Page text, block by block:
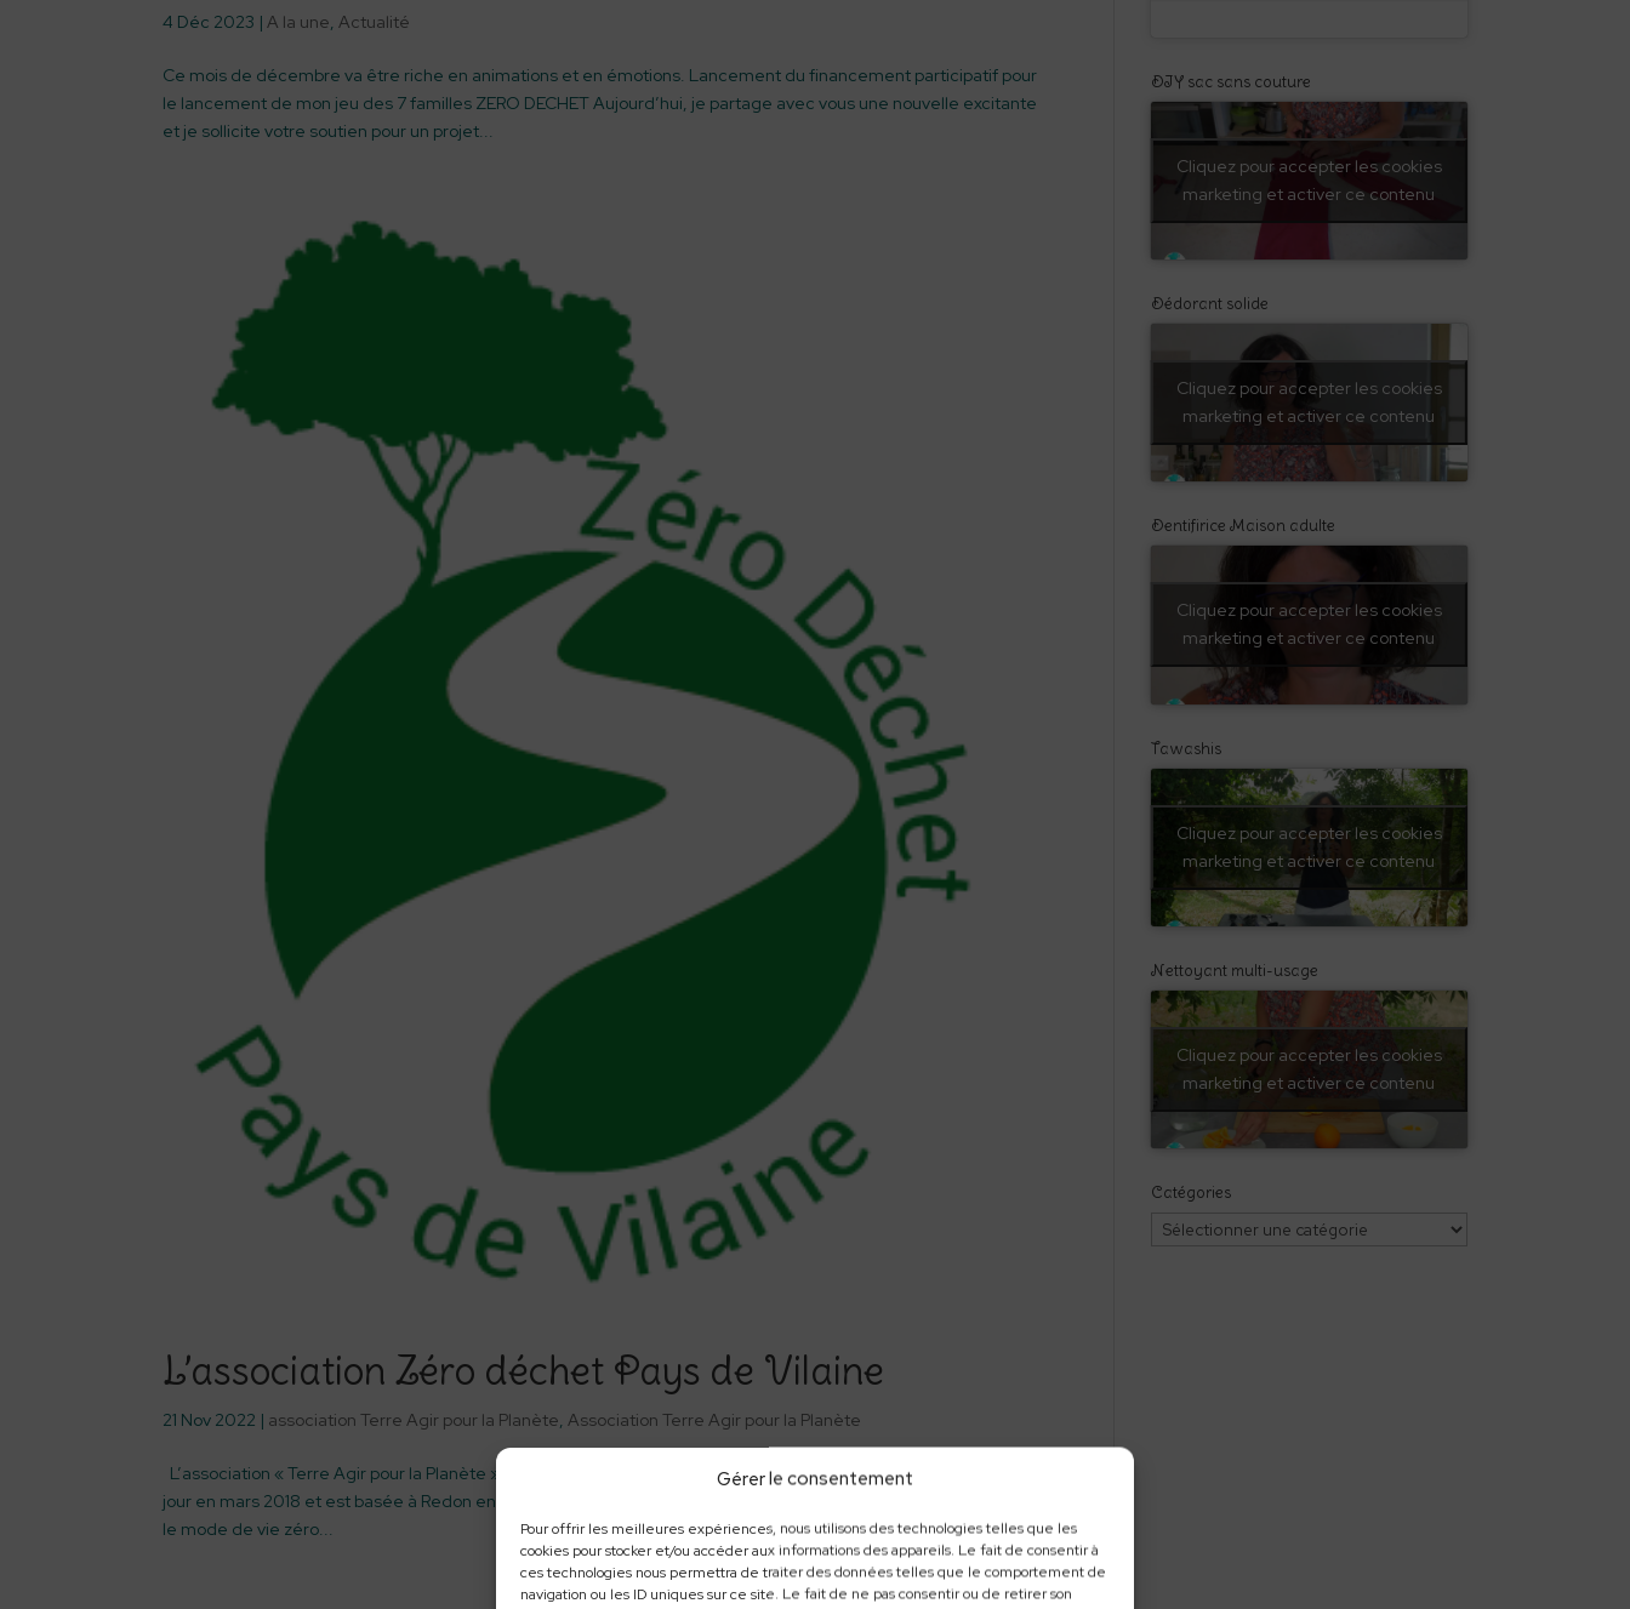
Gérer le consentement
Pour offrir les meilleures expériences, nous utilisons des technologies telles que les
cookies pour stocker et/ou accéder aux informations des appareils. Le fait de consentir à
ces technologies nous permettra de traiter des données telles que le comportement de
navigation ou les ID uniques sur ce site. Le fait de ne pas consentir ou de retirer son
4 Déc 2023 |A la une,Actualité
Ce mois de décembre va être riche en animations et en émotions. Lancement du financement participatif pour
le lancement de mon jeu des 7 familles ZERO DECHET Aujourd’hui, je partage avec vous une nouvelle excitante
et je sollicite votre soutien pour un projet...
L’association Zéro déchet Pays de Vilaine
21 Nov 2022 | association Terre Agir pour la Planète,Association Terre Agir pour la Planète
L’association « Terre Agir pour la Planète » devenue ensuite l’association Zéro déchet Pays de Vilaine a vu le
jour en mars 2018 et est basée à Redon en Bretagne. J’en suis la présidente. Elle a pour objectif de promouvoir
le mode de vie zéro...
DIY sac sans couture
Cliquez pour accepter les cookies
marketing et activer ce contenu
Dédorant solide
Cliquez pour accepter les cookies
marketing et activer ce contenu
Dentifirice Maison adulte
Cliquez pour accepter les cookies
marketing et activer ce contenu
Tawashis
Cliquez pour accepter les cookies
marketing et activer ce contenu
Nettoyant multi-usage
Cliquez pour accepter les cookies
marketing et activer ce contenu
Catégories
Catégories